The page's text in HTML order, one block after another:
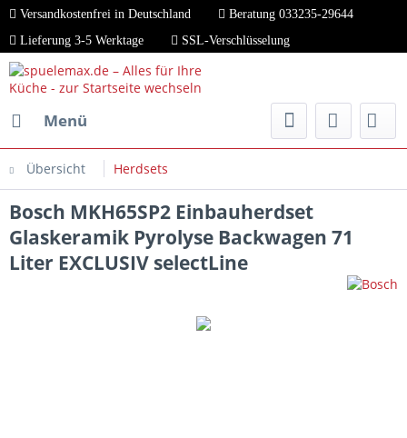
Versandkostenfrei in Deutschland
Beratung 033235-29644
Lieferung 3-5 Werktage
SSL-Verschlüsselung
Menü
Übersicht Herdsets
Bosch MKH65SP2 Einbauherdset
Glaskeramik Pyrolyse Backwagen 71
Liter EXCLUSIV selectLine